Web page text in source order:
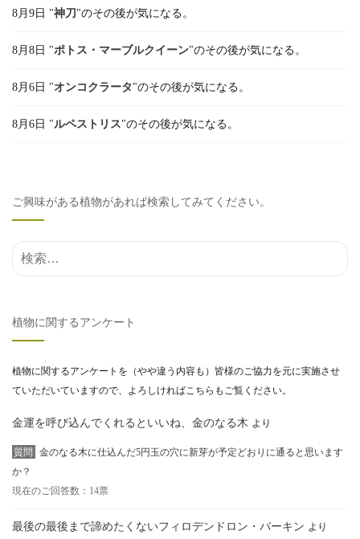
8月9日 "神刀 "のその後が気になる。
8月8日 "ポトス・マーブルクイーン"のその後が気になる。
8月6日 "オンコクラータ "のその後が気になる。
8月6日 "ルペストリス"のその後が気になる。
ご興味がある植物があれば検索してみてください。
検索結果:
植物に関するアンケート
植物に関するアンケートを（やや違う内容も）皆様のご協力を元に実施させ
ていただいていますので、よろしければこちらもご覧ください。
金運を呼び込んでくれるといいね、金のなる木 より
質問
金のなる木に仕込んだ5円玉の穴に新芽が予定どおりに通ると思います
か？
現在のご回答数：14票
最後の最後まで諦めたくないフィロデンドロン・バーキン より